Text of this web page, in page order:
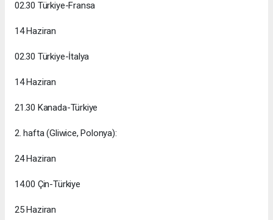
02.30 Türkiye-Fransa
14 Haziran
02.30 Türkiye-İtalya
14 Haziran
21.30 Kanada-Türkiye
2. hafta (Gliwice, Polonya):
24 Haziran
14.00 Çin-Türkiye
25 Haziran